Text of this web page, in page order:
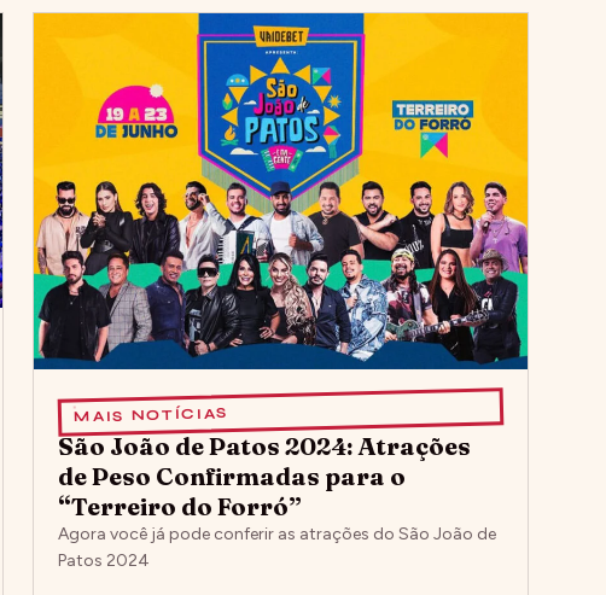
MAIS NOTÍCIAS
São João de Patos 2024: Atrações
de Peso Confirmadas para o
“Terreiro do Forró”
Agora você já pode conferir as atrações do São João de
Patos 2024